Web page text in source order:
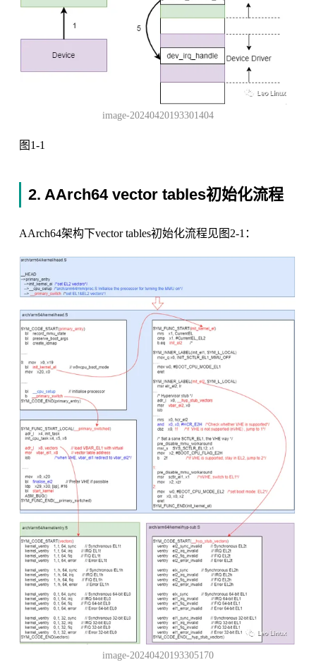
image-20240420193301404
图1-1
2. AArch64 vector tables初始化流程
AArch64架构下vector tables初始化流程见图2-1：
image-20240420193305170